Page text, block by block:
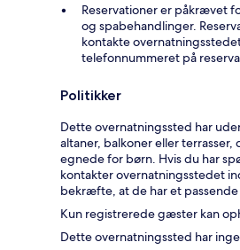
Reservationer er påkrævet
og spabehandlinger.
kontakte
telefonnummeret på
Politikker
Dette overnatningssted har
altaner, balkoner eller terrasser,
egnede for børn. Hvis du har
kontakter overnatningsstedet
bekræfte, at de har et
Kun registrerede gæster kan
Dette overnatningssted har